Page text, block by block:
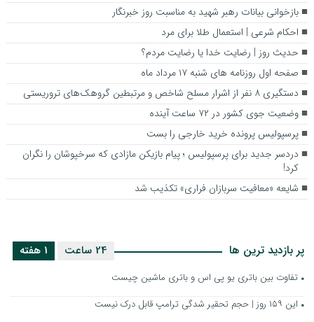
بازخوانی بیانات رهبر شهید به مناسبت روز خبرنگار
احکام شرعی | استعمال طلا برای مرد
حدیث روز | رضایت خدا یا رضایت مردم؟
صفحه اول روزنامه‌ های شنبه ۱۷ مرداد ماه
دستگیری ۸ نفر از اشرار مسلح شاخص و مرتبطین گروهک‌های تروریستی
وضعیت جوی کشور در ۷۲ ساعت آینده
پرسپولیس پرونده خرید خارجی را بست
دردسر جدید برای پرسپولیس ؛ پیام بازیکن مازادی که سرخپوشان را نگران
کرد!
شایعه «معافیت سربازان فراری» تکذیب شد
پر بازدید ترین ها 1 هفته 24 ساعت
تفاوت بین باتری یو پی اس و باتری ماشین چیست
این ۱۵۹ روز | حجم تحقیر شدگی ترامپ قابل درک نیست